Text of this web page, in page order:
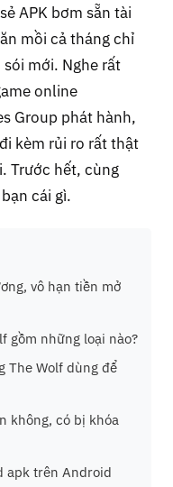
APK bơm sẵn tài
mồi cả tháng chỉ
mới. Nghe rất
online
Group phát hành,
kèm rủi ro rất thật
Trước hết, cùng
cái gì.
vô hạn tiền mở
gồm những loại nào?
The Wolf dùng để
không, có bị khóa
apk trên Android